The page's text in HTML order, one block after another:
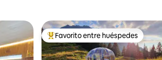
Favorito entre huéspedes preferido
Favorito entre huéspedes